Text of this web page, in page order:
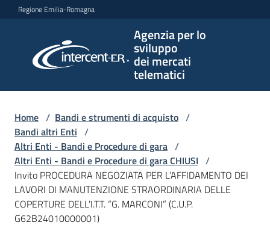
Vai al contenuto
Vai alla navigazione
Vai al footer
Regione Emilia-Romagna
Agenzia per lo
sviluppo
dei mercati
telematici
per lo
sviluppo
telematici
L'Agenzia
Bandi
Home / Bandi e strumenti di acquisto /
Bandi altri Enti /
Altri Enti - Bandi e Procedure di gara /
Altri Enti - Bandi e Procedure di gara CHIUSI /
Invito PROCEDURA NEGOZIATA PER L’AFFIDAMENTO DEI
LAVORI DI MANUTENZIONE STRAORDINARIA DELLE
COPERTURE DELL’I.T.T. “G. MARCONI” (C.U.P.
G62B24010000001)